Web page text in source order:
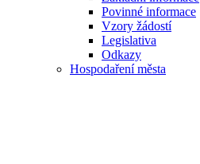
Povinné informace
Vzory žádostí
Legislativa
Odkazy
Hospodaření města